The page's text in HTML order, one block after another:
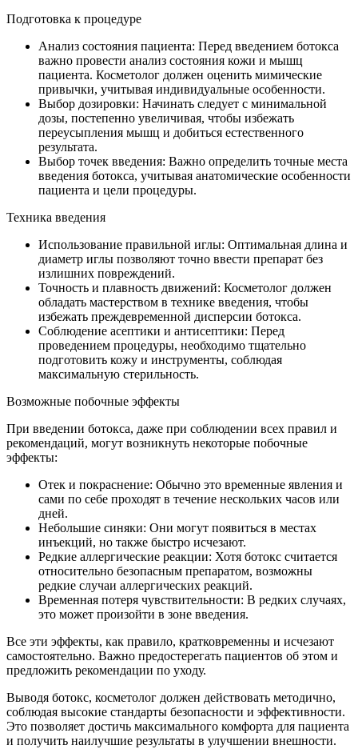
Подготовка к процедуре
Анализ состояния пациента: Перед введением ботокса
важно провести анализ состояния кожи и мышц
пациента. Косметолог должен оценить мимические
привычки, учитывая индивидуальные особенности.
Выбор дозировки: Начинать следует с минимальной
дозы, постепенно увеличивая, чтобы избежать
переусыпления мышц и добиться естественного
результата.
Выбор точек введения: Важно определить точные места
введения ботокса, учитывая анатомические особенности
пациента и цели процедуры.
Техника введения
Использование правильной иглы: Оптимальная длина и
диаметр иглы позволяют точно ввести препарат без
излишних повреждений.
Точность и плавность движений: Косметолог должен
обладать мастерством в технике введения, чтобы
избежать преждевременной дисперсии ботокса.
Соблюдение асептики и антисептики: Перед
проведением процедуры, необходимо тщательно
подготовить кожу и инструменты, соблюдая
максимальную стерильность.
Возможные побочные эффекты
При введении ботокса, даже при соблюдении всех правил и
рекомендаций, могут возникнуть некоторые побочные
эффекты:
Отек и покраснение: Обычно это временные явления и
сами по себе проходят в течение нескольких часов или
дней.
Небольшие синяки: Они могут появиться в местах
инъекций, но также быстро исчезают.
Редкие аллергические реакции: Хотя ботокс считается
относительно безопасным препаратом, возможны
редкие случаи аллергических реакций.
Временная потеря чувствительности: В редких случаях,
это может произойти в зоне введения.
Все эти эффекты, как правило, кратковременны и исчезают
самостоятельно. Важно предостерегать пациентов об этом и
предложить рекомендации по уходу.
Выводя ботокс, косметолог должен действовать методично,
соблюдая высокие стандарты безопасности и эффективности.
Это позволяет достичь максимального комфорта для пациента
и получить наилучшие результаты в улучшении внешности.